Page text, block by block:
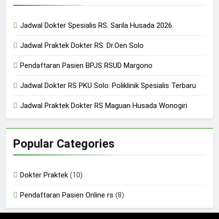
Jadwal Dokter Spesialis RS. Sarila Husada 2026
Jadwal Praktek Dokter RS. Dr.Oen Solo
Pendaftaran Pasien BPJS RSUD Margono
Jadwal Dokter RS PKU Solo: Poliklinik Spesialis Terbaru
Jadwal Praktek Dokter RS Maguan Husada Wonogiri
Popular Categories
Dokter Praktek (10)
Pendaftaran Pasien Online rs (8)